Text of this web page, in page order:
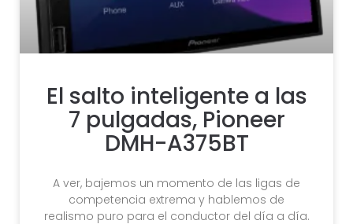
El salto inteligente a las
7 pulgadas, Pioneer
DMH-A375BT
A ver, bajemos un momento de las ligas de
competencia extrema y hablemos de
realismo puro para el conductor del día a día.